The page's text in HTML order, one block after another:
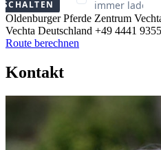
Oldenburger Pferde Zentrum
Vechta Deutschland +49 4441
Route berechnen
Kontakt